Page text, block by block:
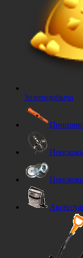
Золотодобыча